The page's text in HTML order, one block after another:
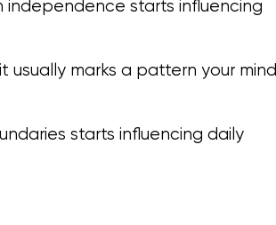
starts influencing
usually marks a pattern your mind
starts influencing daily